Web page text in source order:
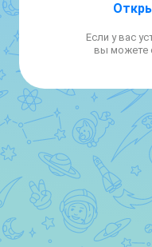
Если у вас
вы можете